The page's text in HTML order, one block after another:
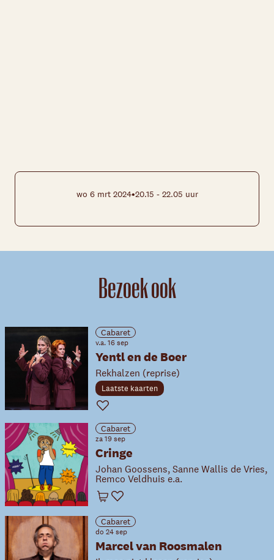
wo 6 mrt 2024•20.15 - 22.05 uur
Bezoek ook
Cabaret
v.a. 16 sep
Yentl en de Boer
Rekhalzen (reprise)
Laatste kaarten
Favoriet
Cabaret
za 19 sep
Cringe
Johan Goossens, Sanne Wallis de Vries,
Remco Veldhuis e.a.
Winkelwagen
Favoriet
Cabaret
do 24 sep
Marcel van Roosmalen